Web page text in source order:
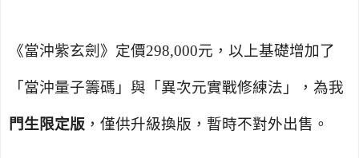
《當沖紫玄劍》定價298,000元，以上基礎增加了
「當沖量子籌碼」與「異次元實戰修練法」，為我
門生限定版 ，僅供升級換版，暫時不對外出售。